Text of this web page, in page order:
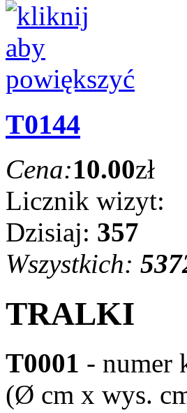
T0144
Cena:10.00zł
Licznik wizyt:
Dzisiaj: 357
Wszystkich:
TRALKI
T0001 - numer
(Ø cm x wys.